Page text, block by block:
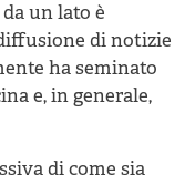
un lato è
di notizie
ha seminato
e, in generale,
di come sia